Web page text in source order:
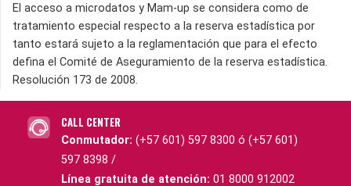
El acceso a microdatos y Mam-up se considera como de
tratamiento especial respecto a la reserva estadística por
tanto estará sujeto a la reglamentación que para el efecto
defina el Comité de Aseguramiento de la reserva estadística.
Resolución 173 de 2008.
CALL CENTER
Conmutador: (+57 601) 597 8300 ó (+57 601)
597 8398 /
Línea gratuita de atención: 01 8000 912002